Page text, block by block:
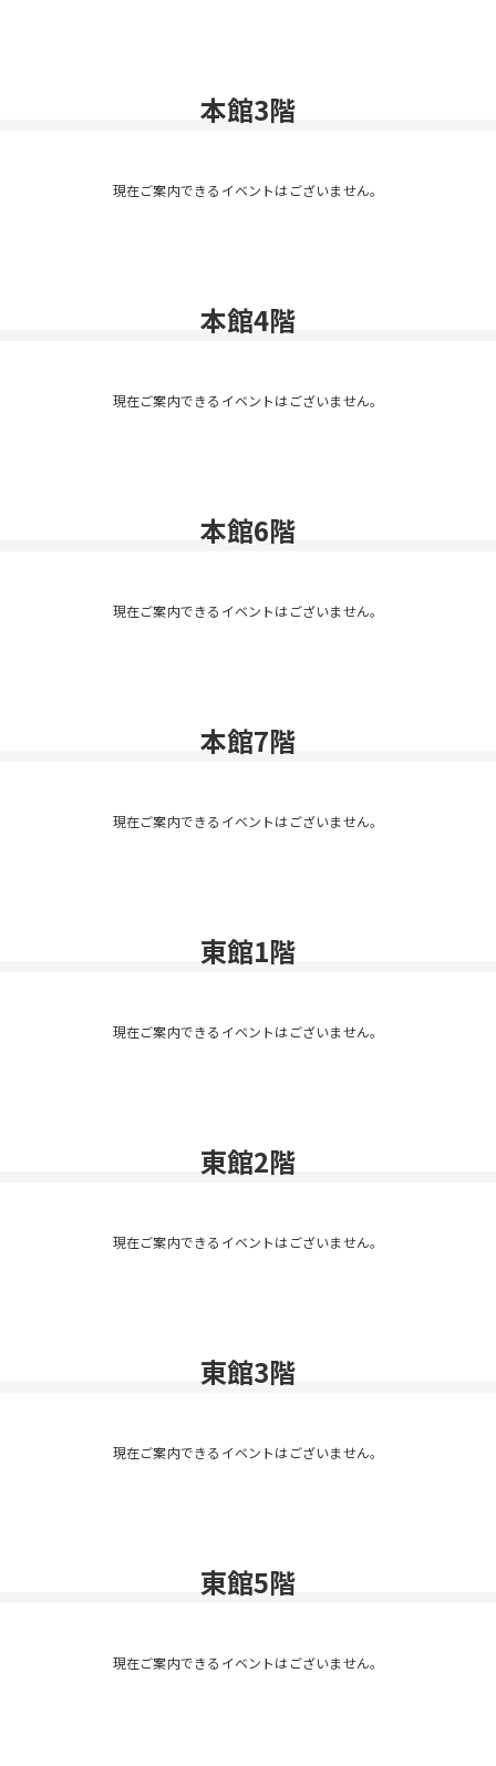
本館3階
現在ご案内できるイベントはございません。
本館4階
現在ご案内できるイベントはございません。
本館6階
現在ご案内できるイベントはございません。
本館7階
現在ご案内できるイベントはございません。
東館1階
現在ご案内できるイベントはございません。
東館2階
現在ご案内できるイベントはございません。
東館3階
現在ご案内できるイベントはございません。
東館5階
現在ご案内できるイベントはございません。